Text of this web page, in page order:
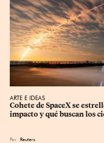
ARTE E IDEAS
Cohete de SpaceX se
impacto y qué buscan los
Por Reuters